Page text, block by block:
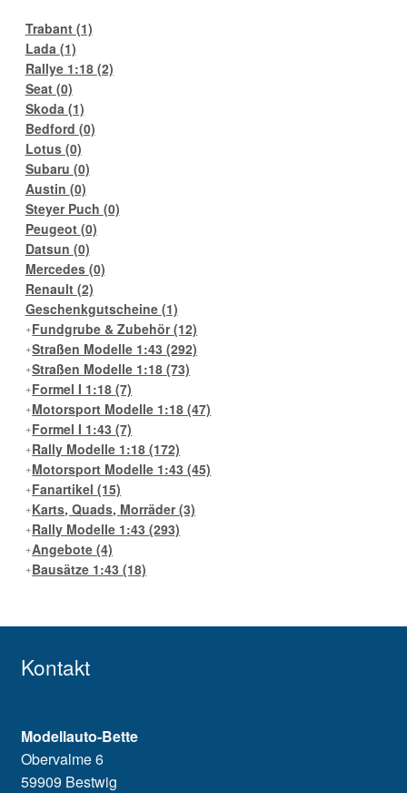
Trabant (1)
Lada (1)
Rallye 1:18 (2)
Seat (0)
Skoda (1)
Bedford (0)
Lotus (0)
Subaru (0)
Austin (0)
Steyer Puch (0)
Peugeot (0)
Datsun (0)
Mercedes (0)
Renault (2)
Geschenkgutscheine (1)
Fundgrube & Zubehör(12)
Straßen Modelle 1:43(292)
Straßen Modelle 1:18(73)
Formel I 1:18(7)
Motorsport Modelle 1:18(47)
Formel I 1:43(7)
Rally Modelle 1:18(172)
Motorsport Modelle 1:43(45)
Fanartikel(15)
Karts, Quads, Morräder(3)
Rally Modelle 1:43(293)
Angebote(4)
Bausätze 1:43(18)
Kontakt
Modellauto-Bette
Obervalme 6
59909 Bestwig